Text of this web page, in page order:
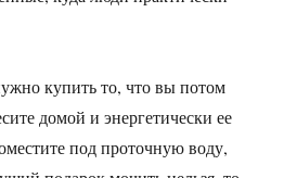
купить то, что вы потом
домой и энергетически ее
под проточную воду,